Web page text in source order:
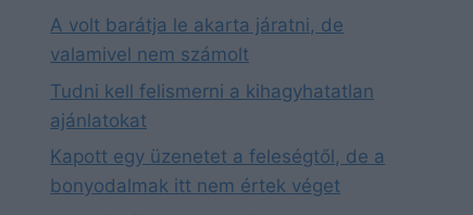
A volt barátja le akarta járatni, de
valamivel nem számolt
Tudni kell felismerni a kihagyhatatlan
ajánlatokat
Kapott egy üzenetet a feleségtől, de a
bonyodalmak itt nem értek véget